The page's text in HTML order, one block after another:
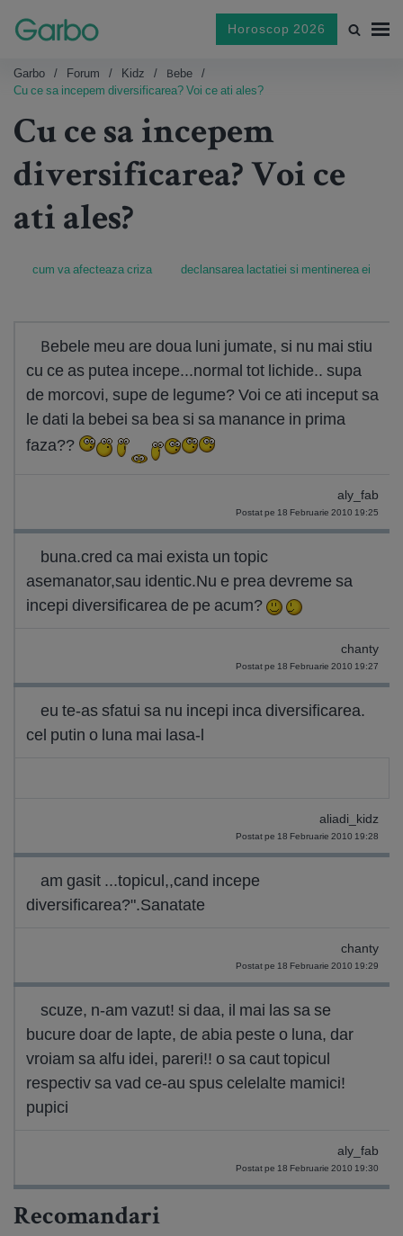
Horoscop 2026
Garbo Forum Kidz
Bebe
Cu ce sa incepem diversificarea? Voi ce ati ales?
Cu ce sa incepem
diversificarea? Voi ce
ati ales?
cum va afecteaza criza declansarea lactatiei si mentinerea ei
Bebele meu are doua luni jumate, si nu mai stiu
cu ce as putea incepe...normal tot lichide.. supa
de morcovi, supe de legume? Voi ce ati inceput sa
le dati la bebei sa bea si sa manance in prima
faza??
aly_fab
Postat pe 18 Februarie 2010 19:25
buna.cred ca mai exista un topic
asemanator,sau identic.Nu e prea devreme sa
incepi diversificarea de pe acum?
chanty
Postat pe 18 Februarie 2010 19:27
eu te-as sfatui sa nu incepi inca diversificarea.
cel putin o luna mai lasa-l
aliadi_kidz
Postat pe 18 Februarie 2010 19:28
am gasit ...topicul,,cand incepe
diversificarea?".Sanatate
chanty
Postat pe 18 Februarie 2010 19:29
scuze, n-am vazut! si daa, il mai las sa se
bucure doar de lapte, de abia peste o luna, dar
vroiam sa alfu idei, pareri!! o sa caut topicul
respectiv sa vad ce-au spus celelalte mamici!
pupici
aly_fab
Postat pe 18 Februarie 2010 19:30
Recomandari